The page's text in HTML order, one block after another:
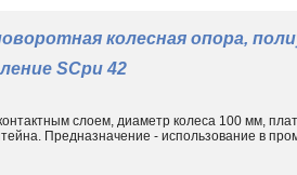
колесная опора,
SCpu 42
слоем, диаметр колеса 100 мм,
Предназначение - использование в